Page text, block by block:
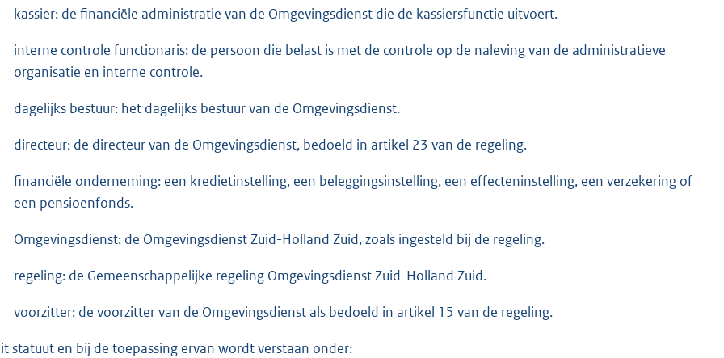
kassier: de financiële administratie van de Omgevingsdienst die de kassiersfunctie uitvoert.
interne controle functionaris: de persoon die belast is met de controle op de naleving van de administratieve
organisatie en interne controle.
dagelijks bestuur: het dagelijks bestuur van de Omgevingsdienst.
directeur: de directeur van de Omgevingsdienst, bedoeld in artikel 23 van de regeling.
financiële onderneming: een kredietinstelling, een beleggingsinstelling, een effecteninstelling, een verzekering of
een pensioenfonds.
Omgevingsdienst: de Omgevingsdienst Zuid-Holland Zuid, zoals ingesteld bij de regeling.
regeling: de Gemeenschappelijke regeling Omgevingsdienst Zuid-Holland Zuid.
voorzitter: de voorzitter van de Omgevingsdienst als bedoeld in artikel 15 van de regeling.
statuut en bij de toepassing ervan wordt verstaan onder: